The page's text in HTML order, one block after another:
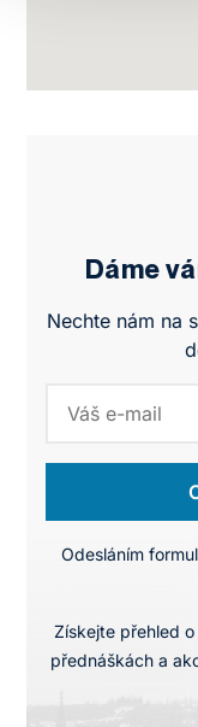
Dáme
Nechte nám na
Odesláním
Získejte přehled
přednáškách a